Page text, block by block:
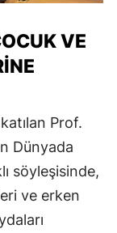
VE
Prof.
Dünyada
söyleşisinde,
ve erken